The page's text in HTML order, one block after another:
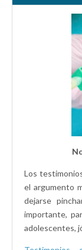
Los
el argumento
dejarse
importante,
adolescentes,